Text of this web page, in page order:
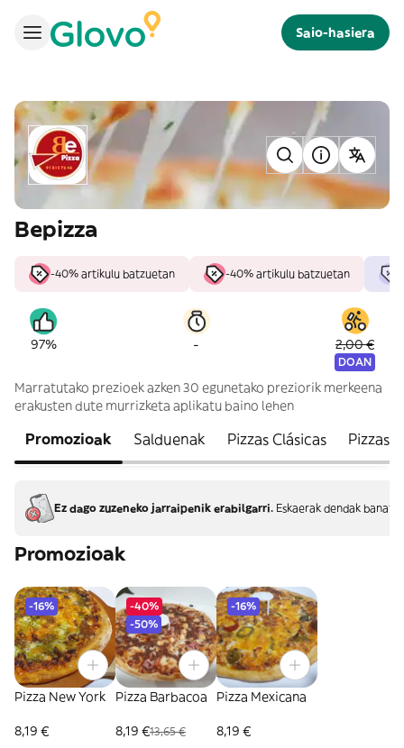
Saio-hasiera
Bepizza
-40% artikulu batzuetan -40% artikulu batzuetan
97% - 2,00 €
DOAN
Marratutako prezioek azken 30 egunetako preziorik merkeena
erakusten dute murrizketa aplikatu baino lehen
Promozioak Salduenak Pizzas Clásicas Pizzas
Ez dago zuzeneko jarraipenik erabilgarri. Eskaerak dendak
Promozioak
-16%
Pizza New York
8,19 €
-40%
-50%
Pizza Barbacoa
8,19 €13,65 €
-16%
Pizza Mexicana
8,19 €